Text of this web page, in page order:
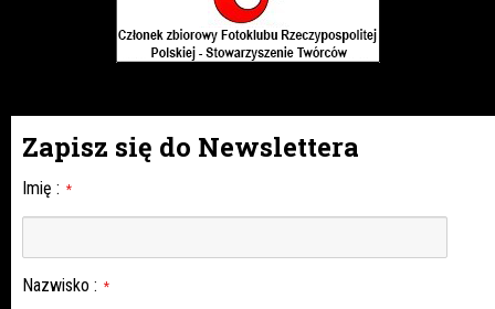
Zapisz się do Newslettera
Imię : *
Nazwisko : *